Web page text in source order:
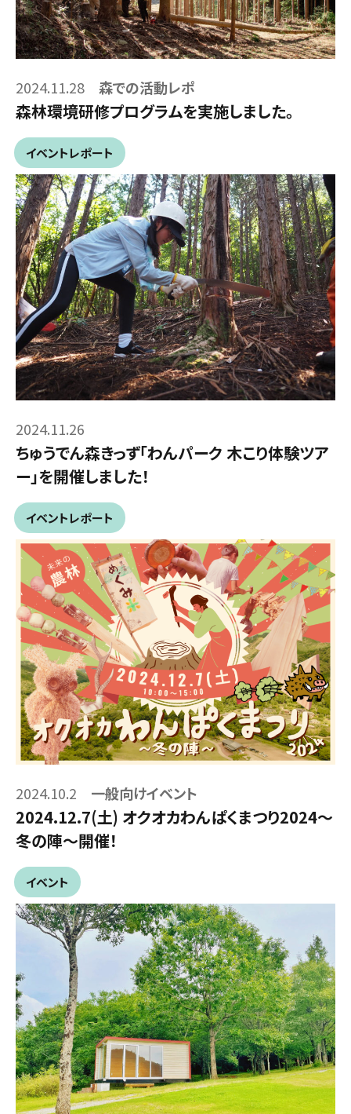
2024.11.28 森での活動レポ
森林環境研修プログラムを実施しました。
イベントレポート
2024.11.26
ちゅうでん森きっず「わんパーク 木こり体験ツア
ー」を開催しました！
イベントレポート
2024.10.2 一般向けイベント
2024.12.7(土) オクオカわんぱくまつり2024～
冬の陣～開催！
イベント